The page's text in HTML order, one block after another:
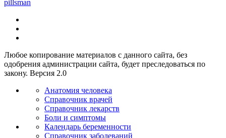
pillsman
Любое копирование материалов с данного сайта, без
одобрения администрации сайта, будет преследоваться по
закону. Версия 2.0
Анатомия человека
Справочник врачей
Справочник лекарств
Боли и симптомы
Календарь беременности
Справочник заболеваний